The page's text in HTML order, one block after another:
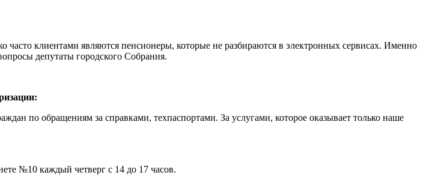
клиентами являются пенсионеры, которые не разбираются в электронных сервисах. Именно
депутаты городского Собрания.
по обращениям за справками, техпаспортами. За услугами, которое оказывает только наше
№10 каждый четверг с 14 до 17 часов.